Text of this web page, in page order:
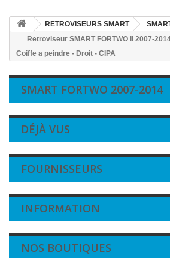
RETROVISEURS SMART
Retroviseur SMART FORTWO II 2007-
Coiffe a peindre - Droit - CIPA
SMART FORTWO 2007-2014
DÉJÀ VUS
FOURNISSEURS
INFORMATION
NOS BOUTIQUES